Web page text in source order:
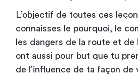
L’objectif de toutes ces
connaisses le pourquoi, le
les dangers de la route et de
ont aussi pour but que tu
de l’influence de ta façon de